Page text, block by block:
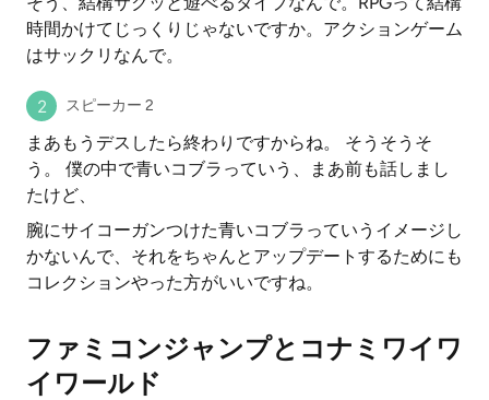
時間かけてじっくりじゃないですか。アクションゲーム
はサックリなんで。
スピーカー 2
まあもうデスしたら終わりですからね。 そうそうそ
う。 僕の中で青いコブラっていう、まあ前も話しまし
たけど、
腕にサイコーガンつけた青いコブラっていうイメージし
かないんで、それをちゃんとアップデートするためにも
コレクションやった方がいいですね。
ファミコンジャンプとコナミワイワ
イワールド